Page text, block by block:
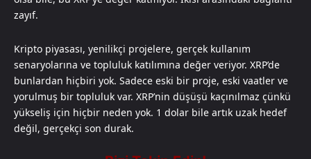
zayıf.
Kripto piyasası, yenilikçi projelere, gerçek kullanım
senaryolarına ve topluluk katılımına değer veriyor. XRP’de
bunlardan hiçbiri yok. Sadece eski bir proje, eski vaatler ve
yorulmuş bir topluluk var. XRP’nin düşüşü kaçınılmaz çünkü
yükseliş için hiçbir neden yok. 1 dolar bile artık uzak hedef
değil, gerçekçi son durak.